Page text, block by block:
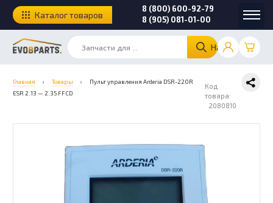
Найти
8 (800) 600-92-79
8 (905) 081-01-00
Каталог товаров
Главная › Товары ›
Пульт управления Arderia DSR-220R
ESR 2.13 — 2.35 FFCD
Код
товара:
2080810